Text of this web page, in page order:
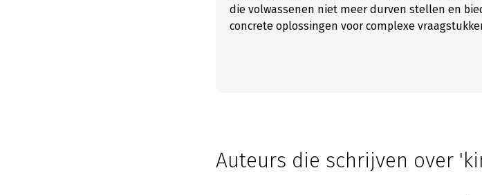
die volwassenen niet meer durven stellen en
concrete oplossingen voor complexe
Auteurs die schrijven over